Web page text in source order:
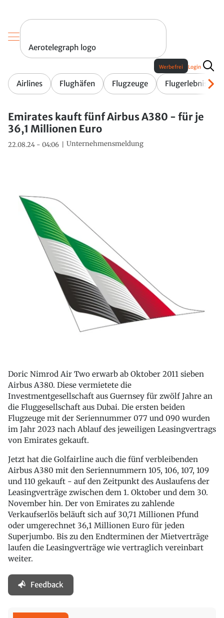
Aerotelegraph logo
Airlines Flughäfen Flugzeuge Flugerlebnis
Werbefrei Login
Emirates kauft fünf Airbus A380 - für je
36,1 Millionen Euro
22.08.24 - 04:06 Unternehmensmeldung
Doric Nimrod Air Two erwarb ab Oktober 2011 sieben
Airbus A380. Diese vermietete die
Investmentgesellschaft aus Guernsey für zwölf Jahre an
die Fluggesellschaft aus Dubai. Die ersten beiden
Flugzeuge mit der Seriennummer 077 und 090 wurden
im Jahr 2023 nach Ablauf des jeweiligen Leasingvertrags
von Emirates gekauft.
Jetzt hat die Golfairline auch die fünf verbleibenden
Airbus A380 mit den Seriennummern 105, 106, 107, 109
und 110 gekauft - auf den Zeitpunkt des Auslaufens der
Leasingverträge zwischen dem 1. Oktober und dem 30.
November hin. Der von Emirates zu zahlende
Verkaufserlös beläuft sich auf 30,71 Millionen Pfund
oder umgerechnet 36,1 Millionen Euro für jeden
Superjumbo. Bis zu den Endterminen der Mietverträge
laufen die Leasingverträge wie vertraglich vereinbart
weiter.
Feedback